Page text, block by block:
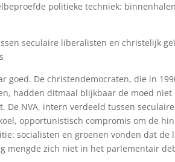
politieke techniek:
seculaire liberalisten en christelijk
goed. De christendemocraten, die in
hadden ditmaal blijkbaar de moed
De NVA, intern verdeeld tussen
opportunistisch compromis om de
socialisten en groenen vonden dat
mengde zich niet in het parlementair